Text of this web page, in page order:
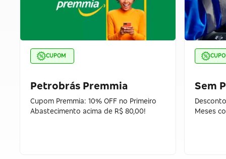
CUPOM
Petrobrás Premmia
Cupom Premmia: 10% OFF no Primeiro
Abastecimento acima de R$ 80,00!
Sem
Meses